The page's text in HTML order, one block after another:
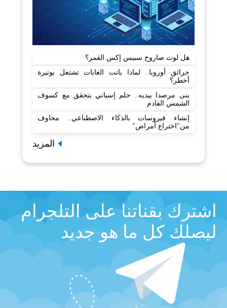
هل لوث صاروخ سبيس إكس القمر؟
حرائق أوروبا.. لماذا باتت الغابات تشتعل بوتيرة
أخطر؟
بنى مرصدا بيديه.. حلم إسباني يتحقق مع كسوف
الشمس القادم
إنشاء فيروسات بالذكاء الاصطناعي.. مخاوف
من"اختراع أمراض"
المزيد
اشترك بقناتنا على التلجرام
ليصلك كل ما هو جديد